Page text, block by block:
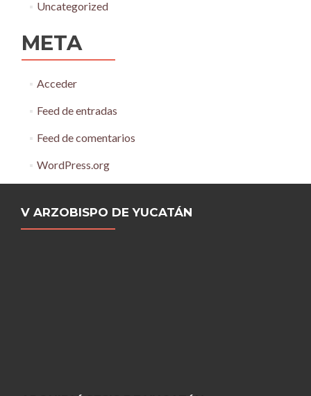
Uncategorized
META
Acceder
Feed de entradas
Feed de comentarios
WordPress.org
V ARZOBISPO DE YUCATÁN